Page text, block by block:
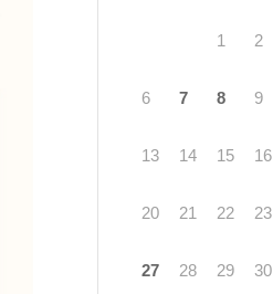
1 2
6 7 8 9
13 14 15 16
20 21 22 23
27 28 29 30